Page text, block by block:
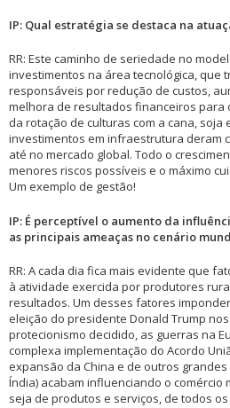
IP: Qual estratégia se destaca na
RR: Este caminho de seriedade no
investimentos na área tecnológica, que
responsáveis por redução de custos,
melhora de resultados financeiros para
da rotação de culturas com a cana, soja
investimentos em infraestrutura deram
até no mercado global. Todo o
menores riscos possíveis e o máximo
Um exemplo de gestão!
IP: É perceptível o aumento da
as principais ameaças no cenário
RR: A cada dia fica mais evidente que
à atividade exercida por produtores
resultados. Um desses fatores
eleição do presidente Donald Trump
protecionismo decidido, as guerras na
complexa implementação do Acordo
expansão da China e de outros
Índia) acabam influenciando o comércio
seja de produtos e serviços, de todos